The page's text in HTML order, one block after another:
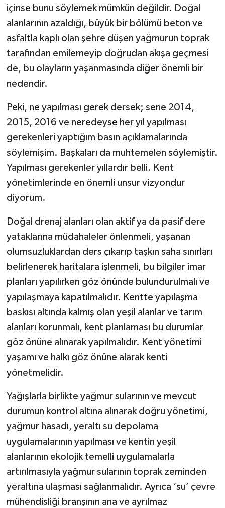
içinse bunu söylemek mümkün değildir. Doğal
alanlarının azaldığı, büyük bir bölümü beton ve
asfaltla kaplı olan şehre düşen yağmurun toprak
tarafından emilemeyip doğrudan akışa geçmesi
de, bu olayların yaşanmasında diğer önemli bir
nedendir.
Peki, ne yapılması gerek dersek; sene 2014,
2015, 2016 ve neredeyse her yıl yapılması
gerekenleri yaptığım basın açıklamalarında
söylemişim. Başkaları da muhtemelen söylemiştir.
Yapılması gerekenler yıllardır belli. Kent
yönetimlerinde en önemli unsur vizyondur
diyorum.
Doğal drenaj alanları olan aktif ya da pasif dere
yataklarına müdahaleler önlenmeli, yaşanan
olumsuzluklardan ders çıkarıp taşkın saha sınırları
belirlenerek haritalara işlenmeli, bu bilgiler imar
planları yapılırken göz önünde bulundurulmalı ve
yapılaşmaya kapatılmalıdır. Kentte yapılaşma
baskısı altında kalmış olan yeşil alanlar ve tarım
alanları korunmalı, kent planlaması bu durumlar
göz önüne alınarak yapılmalıdır. Kent yönetimi
yaşamı ve halkı göz önüne alarak kenti
yönetmelidir.
Yağışlarla birlikte yağmur sularının ve mevcut
durumun kontrol altına alınarak doğru yönetimi,
yağmur hasadı, yeraltı su depolama
uygulamalarının yapılması ve kentin yeşil
alanlarının ekolojik temelli uygulamalarla
artırılmasıyla yağmur sularının toprak zeminden
yeraltına ulaşması sağlanmalıdır. Ayrıca ‘su’ çevre
mühendisliği branşının ana ve ayrılmaz